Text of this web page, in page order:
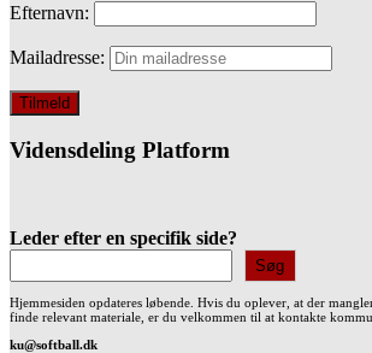
Efternavn:
Mailadresse:
Vidensdeling Platform
Leder efter en specifik side?
Søg
Hjemmesiden opdateres løbende. Hvis du oplever, at der
finde relevant materiale, er du velkommen til at kontakte
ku@softball.dk